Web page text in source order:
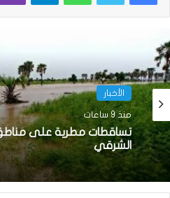
الأخبار
منذ 9 ساعات
تساقطات مطرية على
الشرقي
الأخبار
منذ 11 ساعة